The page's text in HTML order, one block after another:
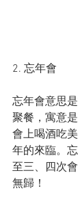
2. 忘年會
忘年會意思
聚餐，寓意
會上喝酒吃
年的來臨。
至三、四次
無歸！